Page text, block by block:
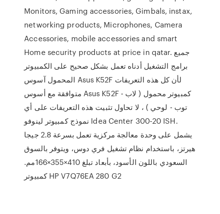
Monitors, Gaming accessories, Gimbals, instax,
networking products, Microphones, Camera
Accessories, mobile accessories and smart
Home security products at price in qatar. جميع
برامج التشغيل أدناه تعمل بشكل صحيح على الكمبيوتر
المحمول آسوس Asus K52F لأن كل هذه التعريفات
متوافقة مع أسوس Asus K52F - كمبيوتر محمول ( لاب
توب - لوحي ) ، لا تحاول تثبيت هذه التعريفات على أي
نموذج كمبيوتر لينوفو Idea Center 300-20 ISH.
يشمل على وحدة معالجة مركزية تعمل بسرعة 2.8 جيجا
هيرتز، باستخدام نظام تشغيل فري دوس، ويتوفر بالسوق
السعودي باللون الأسود، بأبعاد تبلغ 410×355×166مم.
كمبيوتر HP V7Q76EA 280 G2